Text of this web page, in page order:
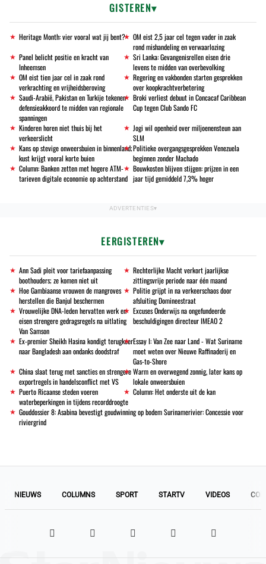
GISTEREN
Heritage Month: vier vooral wat jij bent?
OM eist 2,5 jaar cel tegen vader in zaak
rond mishandeling en verwaarlozing
Panel belicht positie en kracht van
Inheemsen
Sri Lanka: Gevangenisrellen eisen drie
levens te midden van overbevolking
OM eist tien jaar cel in zaak rond
verkrachting en vrijheidsberoving
Regering en vakbonden starten gesprekken
over koopkrachtverbetering
Saudi-Arabië, Pakistan en Turkije tekenen
defensieakkoord te midden van regionale
spanningen
Broki verliest debuut in Concacaf Caribbean
Cup tegen Club Sando FC
Kinderen horen niet thuis bij het
verkeerslicht
Jogi wil openheid over miljoenensteun aan
SLM
Kans op stevige onweersbuien in binnenland;
kust krijgt vooral korte buien
Politieke overgangsgesprekken Venezuela
beginnen zonder Machado
Column: Banken zetten met hogere ATM-
tarieven digitale economie op achterstand
Bouwkosten blijven stijgen: prijzen in een
jaar tijd gemiddeld 7,3% hoger
EERGISTEREN
Ann Sadi pleit voor tariefaanpassing
boothouders; ze komen niet uit
Rechterlijke Macht verkort jaarlijkse
zittingsvrije periode naar één maand
Hoe Gambiaanse vrouwen de mangroves
herstellen die Banjul beschermen
Politie grijpt in na verkeerschaos door
afsluiting Domineestraat
Vrouwelijke DNA-leden hervatten werk en
eisen strengere gedragsregels na uitlating
Van Samson
Excuses Onderwijs na ongefundeerde
beschuldigingen directeur IMEAO 2
Ex-premier Sheikh Hasina kondigt terugkeer
naar Bangladesh aan ondanks doodstraf
Essay I: Van Zee naar Land - Wat Suriname
moet weten over Nieuwe Raffinaderij en
Gas-to-Shore
China slaat terug met sancties en strengere
exportregels in handelsconflict met VS
Warm en overwegend zonnig, later kans op
lokale onweersbuien
Puerto Ricaanse steden voeren
waterbeperkingen in tijdens recorddroogte
Column: Het onderste uit de kan
Gouddossier 8: Asabina bevestigt goudwinning op bodem Surinamerivier: Concessie voor
riviergrind
NIEUWS COLUMNS SPORT STARTV VIDEOS